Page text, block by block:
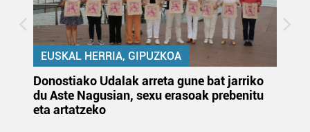
EUSKAL HERRIA, GIPUZKOA
Donostiako Udalak arreta gune bat jarriko
du Aste Nagusian, sexu erasoak prebenitu
eta artatzeko